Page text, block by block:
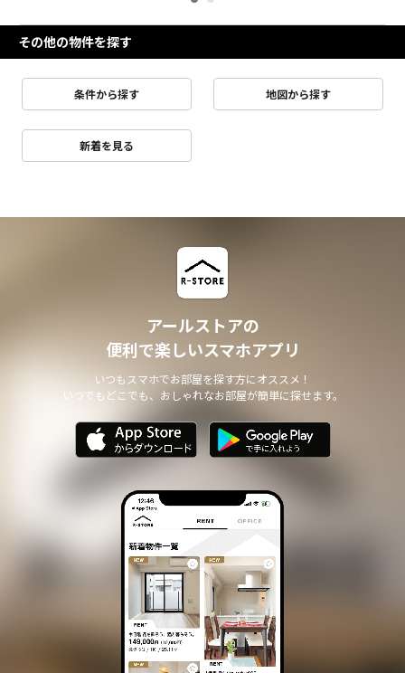
その他の物件を探す
条件から探す 地図から探す
新着を見る
アールストアの
便利で楽しいスマホアプリ
いつもスマホでお部屋を探す方にオススメ！
いつでもどこでも、おしゃれなお部屋が簡単に探せます。